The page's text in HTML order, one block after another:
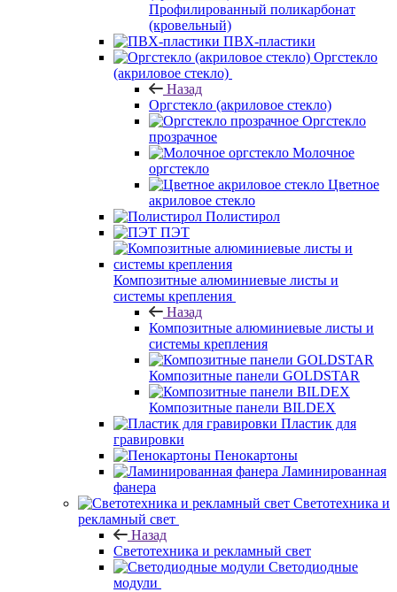
Профилированный поликарбонат
(кровельный)
ПВХ-пластики
Оргстекло
(акриловое стекло)
Назад
Оргстекло (акриловое стекло)
Оргстекло
прозрачное
Молочное
оргстекло
Цветное
акриловое стекло
Полистирол
ПЭТ
Композитные алюминиевые листы и
системы крепления
Назад
Композитные алюминиевые листы и
системы крепления
Композитные панели GOLDSTAR
Композитные панели BILDEX
Пластик для
гравировки
Пенокартоны
Ламинированная
фанера
Светотехника и
рекламный свет
Назад
Светотехника и рекламный свет
Светодиодные
модули